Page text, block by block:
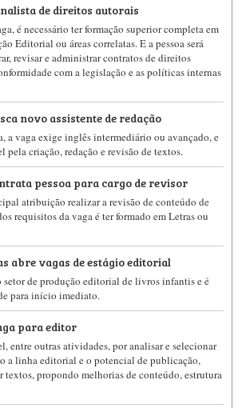
de direitos autorais
é necessário ter formação superior completa em
Editorial ou áreas correlatas. E a pessoa será
revisar e administrar contratos de direitos
com a legislação e as políticas internas
novo assistente de redação
a vaga exige inglês intermediário ou avançado, e
pela criação, redação e revisão de textos.
pessoa para cargo de revisor
atribuição realizar a revisão de conteúdo de
requisitos da vaga é ter formado em Letras ou
abre vagas de estágio editorial
setor de produção editorial de livros infantis e é
para início imediato.
para editor
entre outras atividades, por analisar e selecionar
a linha editorial e o potencial de publicação,
textos, propondo melhorias de conteúdo, estrutura